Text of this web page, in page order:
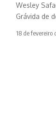
Wesley
Grávida de
18 de fevereiro